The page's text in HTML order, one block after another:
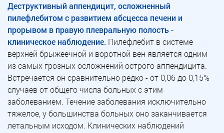
Деструктивный аппендицит, осложненный
пилефлебитом с развитием абсцесса печени и
прорывом в правую плевральную полость -
клиническое наблюдение. Пилефлебит в системе
верхней брыжеечной и воротной вен является одним
из самых грозных осложнений острого аппендицита.
Встречается он сравнительно редко - от 0,06 до 0,15%
случаев от общего числа больных с этим
заболеванием. Течение заболевания исключительно
тяжелое, у большинства больных оно заканчивается
летальным исходом. Клинических наблюдений